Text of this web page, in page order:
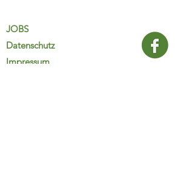
JOBS
Datenschutz
Impressum